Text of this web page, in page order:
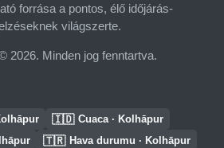
forrása a pontos, élő időjárás-
világszerte.
2026. Minden jog fenntartva.
🇮🇩 Cuaca · Kolhāpur
🇹🇷 Hava durumu · Kolhāpur